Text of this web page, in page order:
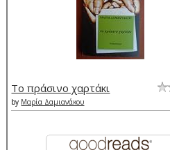
Το πράσινο χαρτάκι
by Μαρία Δαμιανάκου